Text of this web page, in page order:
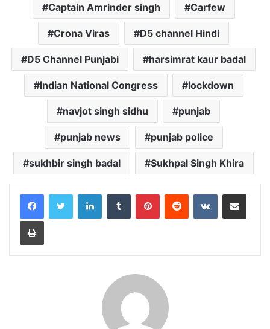
Captain Amrinder singh Carfew
Crona Viras D5 channel Hindi
D5 Channel Punjabi harsimrat kaur badal
Indian National Congress lockdown
navjot singh sidhu punjab
punjab news punjab police
sukhbir singh badal Sukhpal Singh Khira